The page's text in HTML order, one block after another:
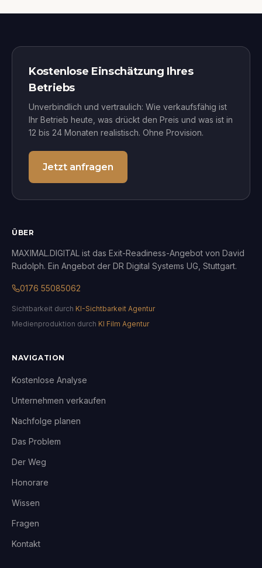
Kostenlose Einschätzung Ihres
Betriebs
Unverbindlich und vertraulich: Wie verkaufsfähig ist
Ihr Betrieb heute, was drückt den Preis und was ist in
12 bis 24 Monaten realistisch. Ohne Provision.
Jetzt anfragen
ÜBER
MAXIMAL.DIGITAL ist das Exit-Readiness-Angebot von David
Rudolph. Ein Angebot der DR Digital Systems UG, Stuttgart.
0176 55085062
Sichtbarkeit durch KI-Sichtbarkeit Agentur
Medienproduktion durch KI Film Agentur
NAVIGATION
Kostenlose Analyse
Unternehmen verkaufen
Nachfolge planen
Das Problem
Der Weg
Honorare
Wissen
Fragen
Kontakt